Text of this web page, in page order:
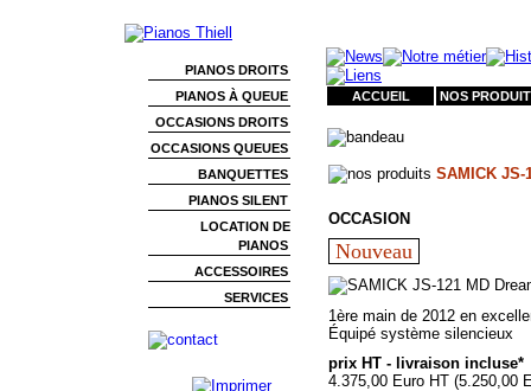
PIANOS DROITS
PIANOS À QUEUE
OCCASIONS DROITS
OCCASIONS QUEUES
BANQUETTES
PIANOS SILENT
LOCATION DE
PIANOS
ACCESSOIRES
SERVICES
ACCUEIL NOS
SAMICK JS-
OCCASION
Nouveau
1ère main de 2012 en
Équipé système silencieux
prix HT - livraison incluse*
4.375,00 Euro HT (5.250,00